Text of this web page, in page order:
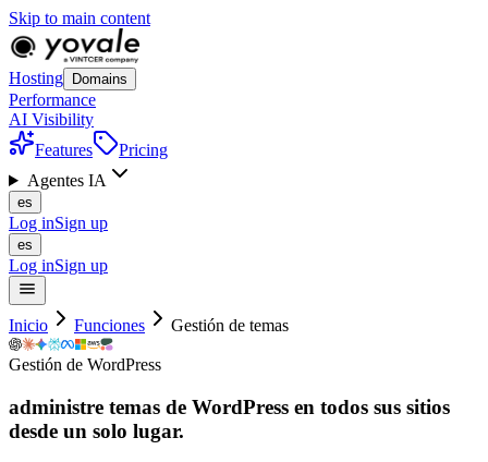
Skip to main content
Hosting Domains
Performance
AI Visibility
Features
Pricing
Agentes IA
es
Log inSign up
es
Log inSign up
Inicio Funciones Gestión de temas
Gestión de WordPress
administre temas de WordPress en todos sus sitios
desde un solo lugar.